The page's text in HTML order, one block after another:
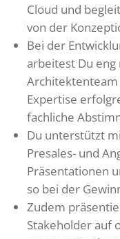
Cloud und
von der
Bei der
arbeitest Du
Expertise
fachliche
Du unterstützt
Presales- und
Präsentationen
so bei der
Zudem
Stakeholder auf